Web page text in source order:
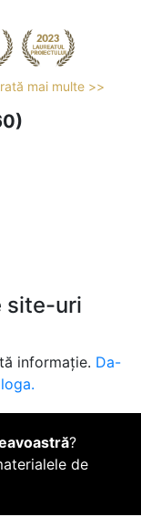
mai multe >>
site-uri
informație. Da-
?
de